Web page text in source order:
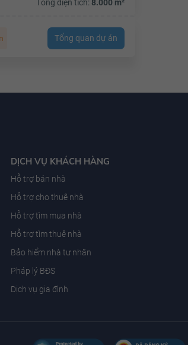
Tổng diện tích: 8.000 m²
Tổng quan dự án
DỊCH VỤ KHÁCH HÀNG
Hỗ trợ bán nhà
Hỗ trợ cho thuê nhà
Hỗ trợ tìm mua nhà
Hỗ trợ tìm thuê nhà
Bảo hiểm nhà tư nhân
Pháp lý BĐS
Dịch vụ gia đình